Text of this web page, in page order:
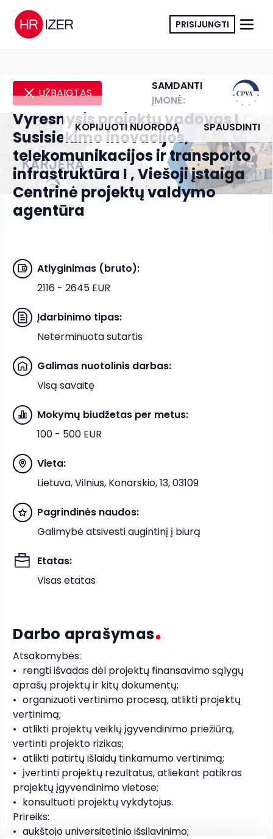
PRISIJUNGTI
UŽBAIGTAS
SAMDANTI
ĮMONĖ:
KOPIJUOTI NUORODĄ
SPAUSDINTI
Vyresnysis projektų vadovas I
Susisiekimo inovacijos,
telekomunikacijos ir transporto
infrastruktūra I , Viešoji įstaiga
Centrinė projektų valdymo
agentūra
Atlyginimas (bruto):
2116 - 2645 EUR
Įdarbinimo tipas:
Neterminuota sutartis
Galimas nuotolinis darbas:
Visą savaitę
Mokymų biudžetas per metus:
100 - 500 EUR
Vieta:
Lietuva, Vilnius, Konarskio, 13, 03109
Pagrindinės naudos:
Galimybė atsivesti augintinį į biurą
Etatas:
Visas etatas
Darbo aprašymas
Atsakomybės:
•	rengti išvadas dėl projektų finansavimo sąlygų
aprašų projektų ir kitų dokumentų;
•	organizuoti vertinimo procesą, atlikti projektų
vertinimą;
•	atlikti projektų veiklų įgyvendinimo priežiūrą,
vertinti projekto rizikas;
•	atlikti patirtų išlaidų tinkamumo vertinimą;
•	įvertinti projektų rezultatus, atliekant patikras
projektų įgyvendinimo vietose;
•	konsultuoti projektų vykdytojus.
Prireiks:
•	aukštojo universitetinio išsilavinimo;